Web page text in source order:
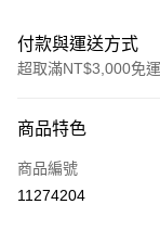
付款與運送方式
超取滿NT$3,000免運
信用卡一次付款
超商取貨付款
商品特色
商品編號
11274204